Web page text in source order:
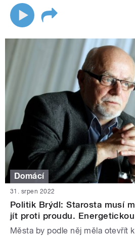
Domácí
31. srpen 2022
Politik Brýdl: Starosta musí
jít proti proudu.
Města by podle něj měla otevřít